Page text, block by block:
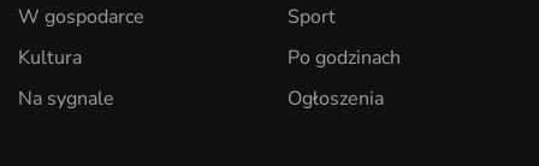
W gospodarce
Kultura
Na sygnale
Sport
Po godzinach
Ogłoszenia